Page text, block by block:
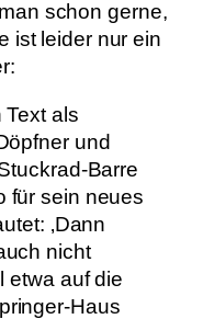
schon gerne,
ist leider nur ein
Text als
und
Barre
für sein neues
‚Dann
nicht
etwa auf die
Haus